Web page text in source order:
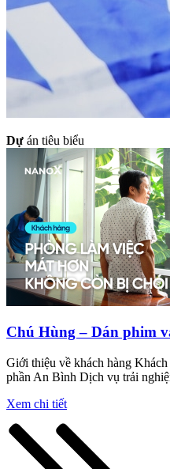
Dự án tiêu biểu
Chú Hùng – Dán phim
Giới thiệu về khách hàng
phần An Bình Dịch vụ trải
Xem chi tiết